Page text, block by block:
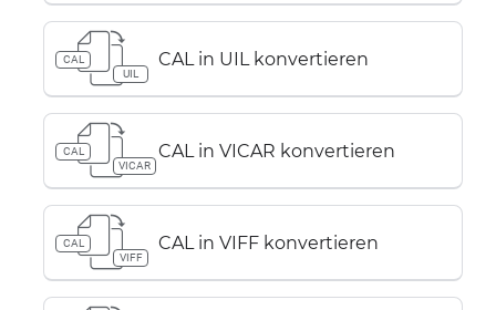
CAL
UIL
CAL in UIL konvertieren
CAL
VICAR
CAL in VICAR konvertieren
CAL
VIFF
CAL in VIFF konvertieren